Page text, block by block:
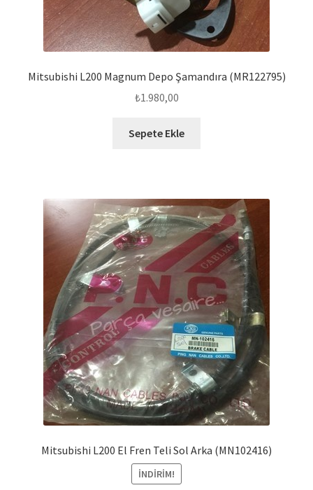
Mitsubishi L200 Magnum Depo Şamandıra (MR122795)
₺1.980,00
Sepete Ekle
Mitsubishi L200 El Fren Teli Sol Arka (MN102416)
İNDIRIM!